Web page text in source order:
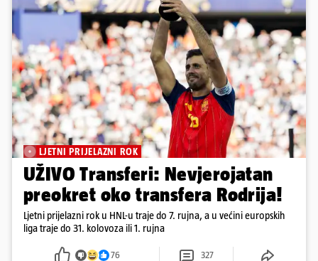
LJETNI PRIJELAZNI ROK
UŽIVO Transferi: Nevjerojatan
preokret oko transfera Rodrija!
Ljetni prijelazni rok u HNL-u traje do 7. rujna, a u većini europskih
liga traje do 31. kolovoza ili 1. rujna
76 327